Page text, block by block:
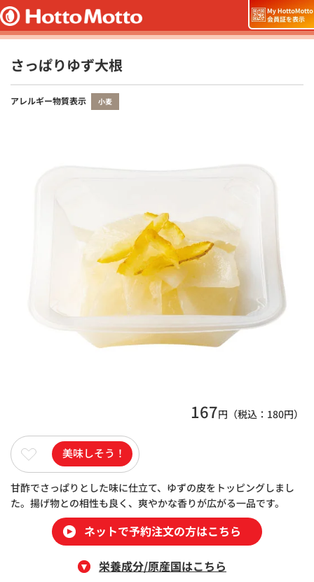
さっぱりゆず大根
アレルギー物質表示 小麦
167円（税込： 180円）
美味しそう！
甘酢でさっぱりとした味に仕立て、ゆずの皮をトッピングしまし
た。揚げ物との相性も良く、爽やかな香りが広がる一品です。
ネットで予約注文の方はこちら
栄養成分/原産国はこちら